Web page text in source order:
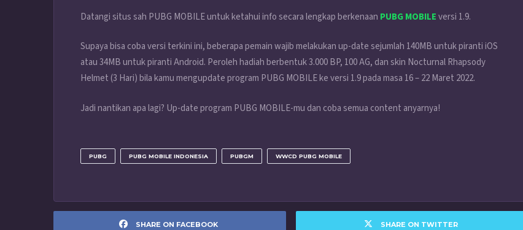
Datangi situs sah PUBG MOBILE untuk ketahui info secara lengkap berkenaan PUBG MOBILEversi 1.9.
Supaya bisa coba versi terkini ini, beberapa pemain wajib melakukan up-date sejumlah 140MB untuk piranti iOS
atau 34MB untuk piranti Android. Peroleh hadiah berbentuk 3.000 BP, 100 AG, dan skin Nocturnal Rhapsody
Helmet (3 Hari) bila kamu mengupdate program PUBG MOBILE ke versi 1.9 pada masa 16 – 22 Maret 2022.
Jadi nantikan apa lagi? Up-date program PUBG MOBILE-mu dan coba semua content anyarnya!
PUBG PUBG MOBILE INDONESIA PUBGM WWCD PUBG MOBILE
SHARE ON FACEBOOK SHARE ON TWITTER